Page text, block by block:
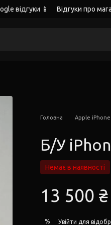
відгуки 📱
Відгуки про
Головна Apple iPhone
Б/У
Немає в наявності
13 500 ₴
% Увійти для